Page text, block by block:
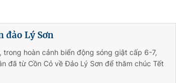
đảo Lý Sơn
hoàn cảnh biển động sóng giật cấp 6-7,
đã từ Cồn Cỏ về Đảo Lý Sơn để thăm chúc Tết